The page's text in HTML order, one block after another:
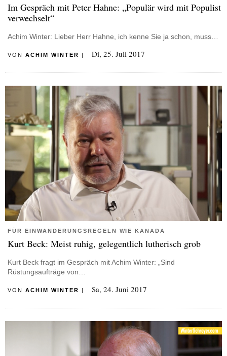
Im Gespräch mit Peter Hahne: „Populär wird mit Populist
verwechselt“
Achim Winter: Lieber Herr Hahne, ich kenne Sie ja schon, muss…
VON ACHIM WINTER | Di, 25. Juli 2017
FÜR EINWANDERUNGSREGELN WIE KANADA
Kurt Beck: Meist ruhig, gelegentlich lutherisch grob
Kurt Beck fragt im Gespräch mit Achim Winter: „Sind
Rüstungsaufträge von…
VON ACHIM WINTER Sa, 24. Juni 2017